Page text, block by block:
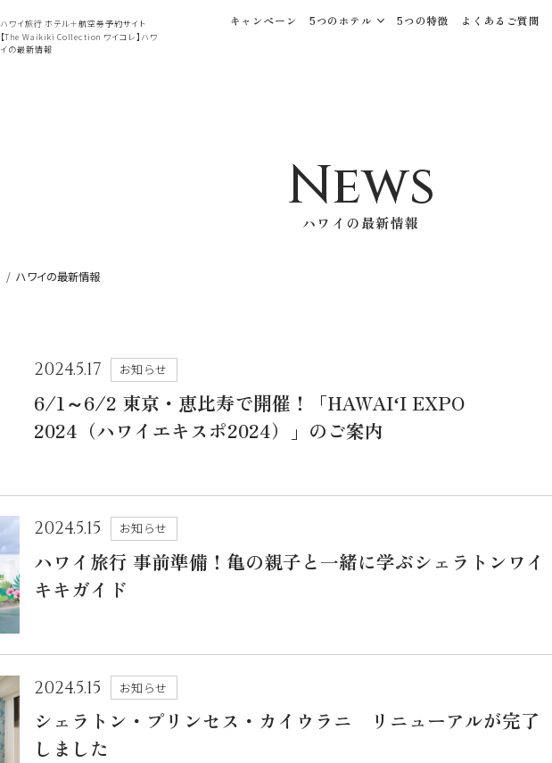
ハワイ旅行 ホテル＋航空券予約サイト
【The Waikiki Collection ワイコレ】ハワ
イの最新情報
キャンペーン 5つのホテル 5つの特徴 よくあるご質問
News
ハワイの最新情報
ハワイの最新情報
2024.5.17 お知らせ
6/1～6/2 東京・恵比寿で開催！「HAWAIʻI EXPO
2024（ハワイエキスポ2024）」のご案内
2024.5.15 お知らせ
ハワイ旅行 事前準備！亀の親子と一緒に学ぶシェラトンワイ
キキガイド
2024.5.15 お知らせ
シェラトン・プリンセス・カイウラニ リニューアルが完了
しました